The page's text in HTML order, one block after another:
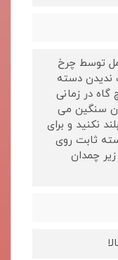
توسط چرخ
دسته
در زمانی
سنگین می
نکنید و برای
ثابت روی
چمدان